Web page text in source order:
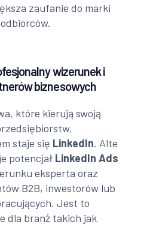
zaufanie do marki
wizerunek i
biznesowych
które kierują swoją
staje się LinkedIn. Alte
potencjał LinkedIn Ads
eksperta oraz
B2B, inwestorów lub
Jest to
dla branż takich jak